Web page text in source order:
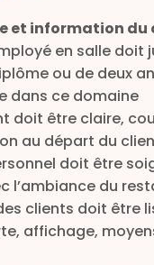
et information du
en salle doit
ou de deux
dans ce domaine
doit être claire,
au départ du
doit être
l’ambiance du
clients doit être
affichage,